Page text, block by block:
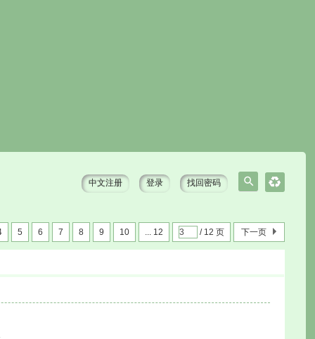
索
中文注册 登录 找回密码
5 6 7 8 9 10 ... 12 / 12 页 下一页